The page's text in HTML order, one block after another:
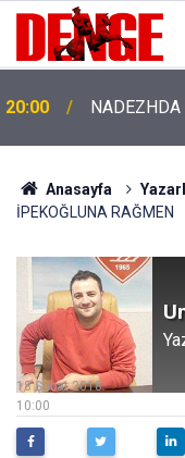
20:00
Anasayfa
İPEKOĞLUNA RAĞMEN
10:00
18 Şubat 2018